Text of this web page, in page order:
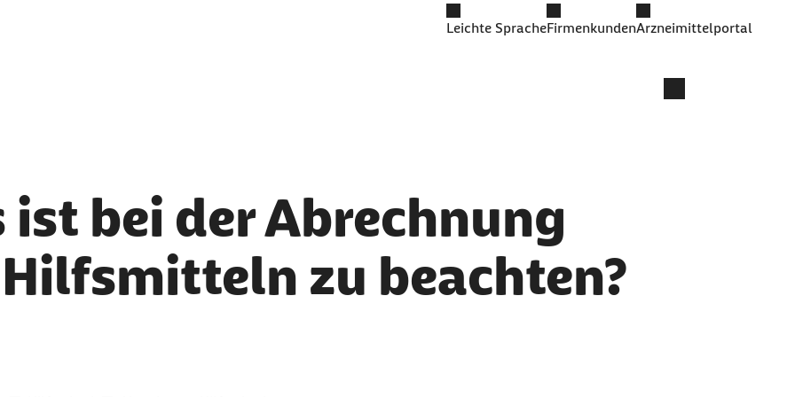
Leichte SpracheFirmenkundenArzneimittelportal
ist bei der Abrechnung
zu beachten?
als